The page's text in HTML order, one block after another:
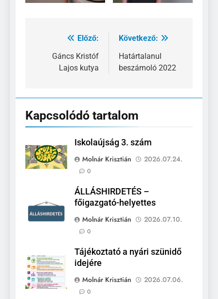
Bejegyzés
navigáció
Előző:
Gáncs Kristóf
Lajos kutya
Következő:
Határtalanul
beszámoló 2022
Kapcsolódó tartalom
Iskolaújság 3. szám
Molnár Krisztián
2026.07.24.
0
ÁLLÁSHIRDETÉS –
főigazgató-helyettes
Molnár Krisztián
2026.07.10.
0
Tájékoztató a nyári szünidő
idejére
Molnár Krisztián
2026.07.06.
0